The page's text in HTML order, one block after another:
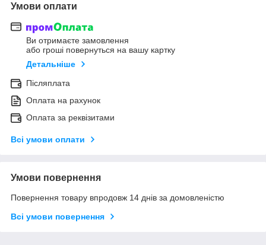
Умови оплати
Ви отримаєте замовлення
або гроші повернуться на вашу картку
Детальніше
Післяплата
Оплата на рахунок
Оплата за реквізитами
Всі умови оплати
Умови повернення
Повернення товару впродовж 14 днів за домовленістю
Всі умови повернення